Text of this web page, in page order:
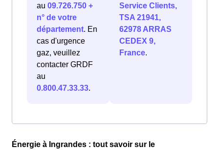
au 09.726.750 +
n° de votre
département. En
cas d'urgence
gaz, veuillez
contacter GRDF
au
0.800.47.33.33.
Service Clients,
TSA 21941,
62978 ARRAS
CEDEX 9,
France.
Énergie à Ingrandes : tout savoir sur le